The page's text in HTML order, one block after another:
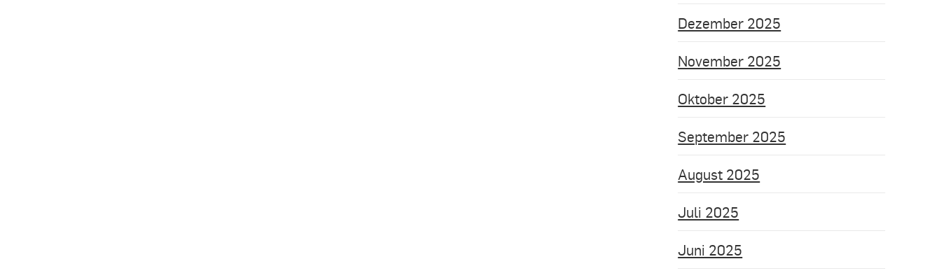
Dezember 2025
November 2025
Oktober 2025
September 2025
August 2025
Juli 2025
Juni 2025